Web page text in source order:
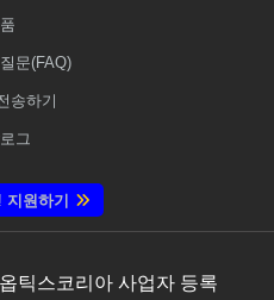
문(FAQ)
송하기
그
지원하기
틱스코리아 사업자 등록